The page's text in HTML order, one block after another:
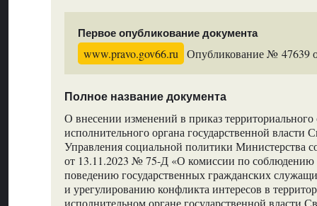
Первое опубликование документа
www.pravo.gov66.ru Опубликование № 47639
Полное название документа
О внесении изменений в приказ территориального
исполнительного органа государственной власти
Управления социальной политики Министерства
от 13.11.2023 № 75-Д «О комиссии по соблюдению
поведению государственных гражданских
и урегулированию конфликта интересов в
исполнительном органе государственной власти